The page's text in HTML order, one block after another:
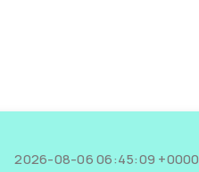
2026-08-06 06:45:09 +0000